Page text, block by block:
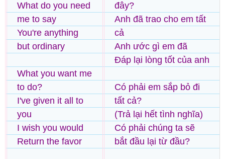
What do you need
me to say
You're anything
but ordinary
What you want me
to do?
I've given it all to
you
I wish you would
Return the favor
đây?
Anh đã trao cho em tất
cả
Anh ước gì em đã
Đáp lại lòng tốt của anh
Có phải em sắp bỏ đi
tất cả?
(Trả lại hết tình nghĩa)
Có phải chúng ta sẽ
bắt đầu lại từ đầu?